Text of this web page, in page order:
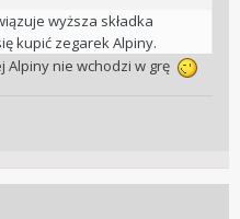
wyższa składka
kupić zegarek Alpiny.
Alpiny nie wchodzi w grę